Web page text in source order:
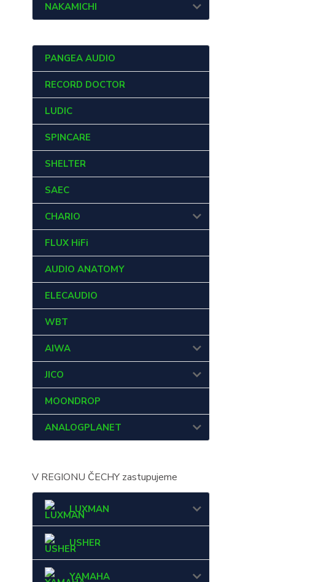
NAKAMICHI
PANGEA AUDIO
RECORD DOCTOR
LUDIC
SPINCARE
SHELTER
SAEC
CHARIO
FLUX HiFi
AUDIO ANATOMY
ELECAUDIO
WBT
AIWA
JICO
MOONDROP
ANALOGPLANET
V REGIONU ČECHY zastupujeme
LUXMAN
USHER
YAMAHA